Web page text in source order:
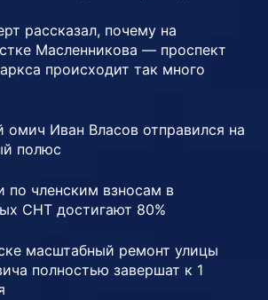
рассказал, почему на
Масленникова — проспект
происходит так много
Иван Власов отправился на
полюс
по членским взносам в
СНТ достигают 80%
масштабный ремонт улицы
полностью завершат к 1